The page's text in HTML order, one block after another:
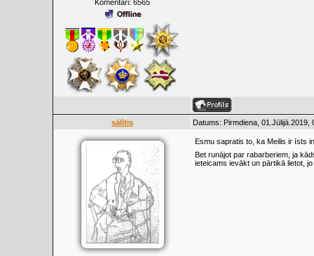
Komentāri: 6565
sālītis Datums: Pirmdiena,
Esmu sapratis to, ka Meilis ir īsts
Bet runājot par rabarberiem, ja
ieteicams ievākt un pārtikā lietot,